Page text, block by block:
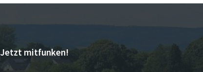
Jetzt mitfunken!